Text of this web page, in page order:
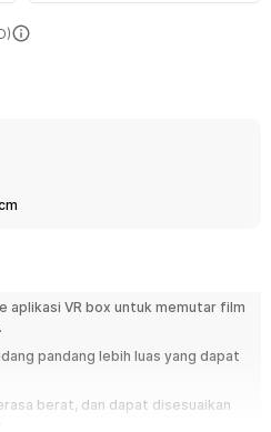
aplikasi VR box untuk memutar film
pandang lebih luas yang dapat
berat, dan dapat disesuaikan